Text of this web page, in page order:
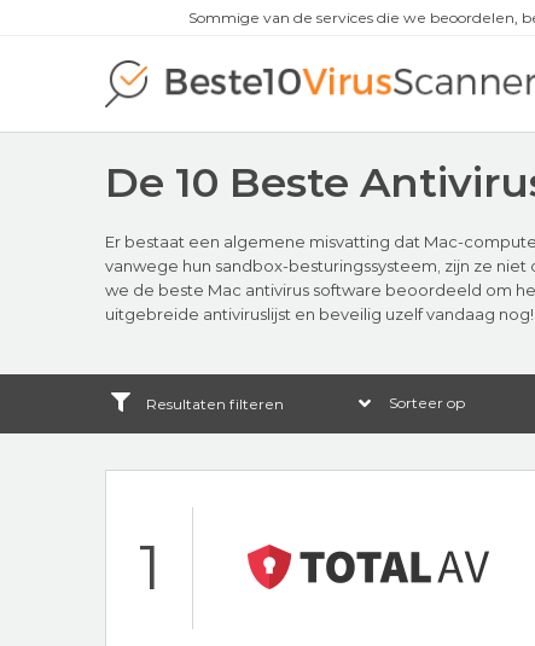
Sommige van de services die we beoordelen,
De 10 Beste
Er bestaat een algemene misvatting dat Mac-
vanwege hun sandbox-besturingssysteem, zijn ze
we de beste Mac antivirus software beoordeeld om
uitgebreide antiviruslijst en beveilig uzelf vandaag nog!
Resultaten filteren
1